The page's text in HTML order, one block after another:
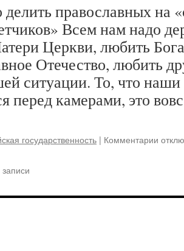
к
статье
«Не
нужно
на
православных на
Всем нам надо
Церкви, любить
Отечество, любить
ситуации. То, что наши
перед камерами, это
государственность | Комментарии к